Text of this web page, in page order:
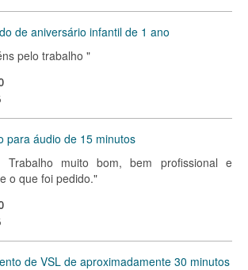
de aniversário infantil de 1 ano
pelo trabalho "
para áudio de 15 minutos
Trabalho muito bom, bem profissional e
o que foi pedido."
de VSL de aproximadamente 30 minutos